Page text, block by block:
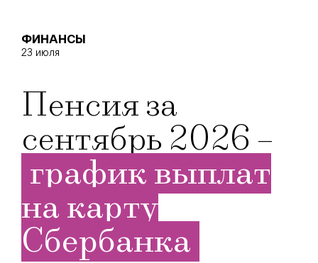
ФИНАНСЫ
23 июля
Пенсия за
сентябрь 2026 –
график выплат
на карту
Сбербанка